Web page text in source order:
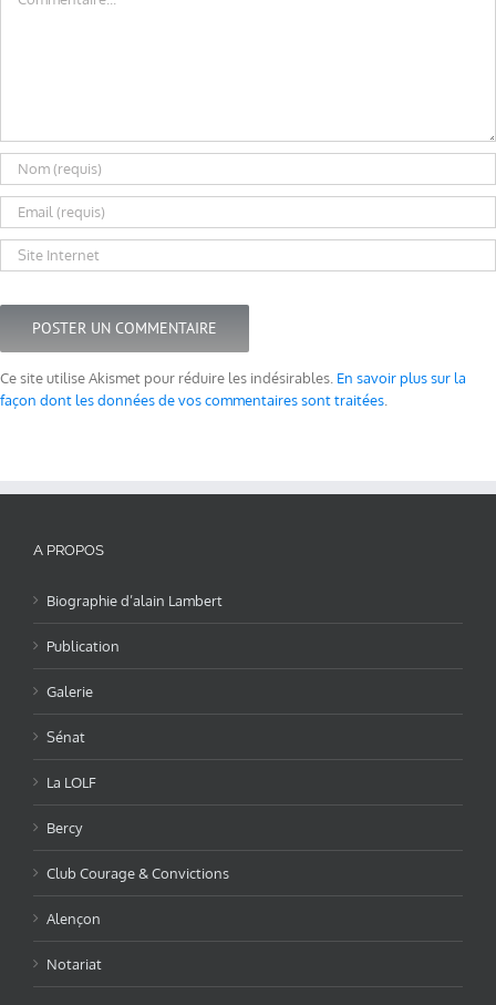
Ce site utilise Akismet pour réduire les indésirables. En savoir plus sur la
façon dont les données de vos commentaires sont traitées
A PROPOS
Biographie d’alain Lambert
Publication
Galerie
Sénat
La LOLF
Bercy
Club Courage & Convictions
Alençon
Notariat